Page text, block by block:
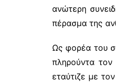
ανώτερη
πέρασμα της
Ως φορέα του
πληρούντα
εταύτιζε με